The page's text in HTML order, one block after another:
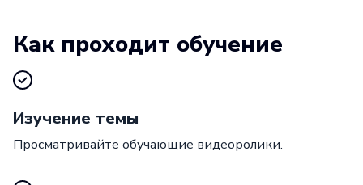
Как проходит обучение
Изучение темы
Просматривайте обучающие видеоролики.